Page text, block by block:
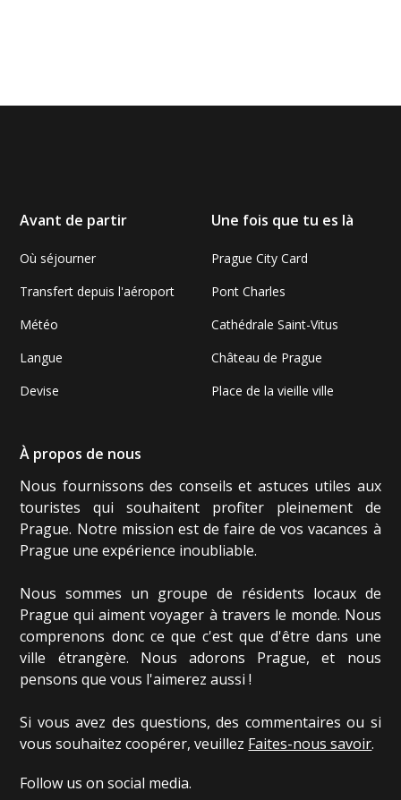
Avant de partir
Où séjourner
Transfert depuis l'aéroport
Météo
Langue
Devise
Une fois que tu es là
Prague City Card
Pont Charles
Cathédrale Saint-Vitus
Château de Prague
Place de la vieille ville
À propos de nous
Nous fournissons des conseils et astuces utiles aux
touristes qui souhaitent profiter pleinement de
Prague. Notre mission est de faire de vos vacances à
Prague une expérience inoubliable.
Nous sommes un groupe de résidents locaux de
Prague qui aiment voyager à travers le monde. Nous
comprenons donc ce que c'est que d'être dans une
ville étrangère. Nous adorons Prague, et nous
pensons que vous l'aimerez aussi !
Si vous avez des questions, des commentaires ou si
vous souhaitez coopérer, veuillez Faites-nous savoir.
Follow us on social media.